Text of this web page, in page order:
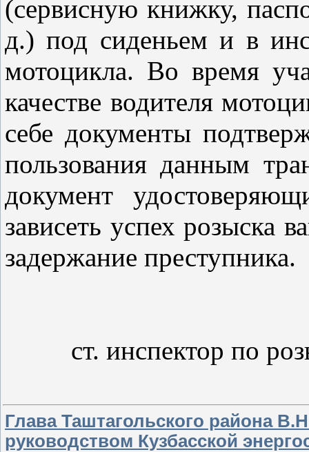
(сервисную книжку,
д.) под сиденьем и в
мотоцикла. Во время
качестве водителя
себе документы
пользования данным
документ
зависеть успех розыска
задержание преступника.
ст. инспектор по
Глава Таштагольского района
руководством Кузбасской